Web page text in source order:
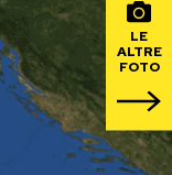
LE
ALTRE
FOTO